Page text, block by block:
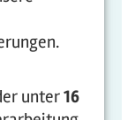
unter16